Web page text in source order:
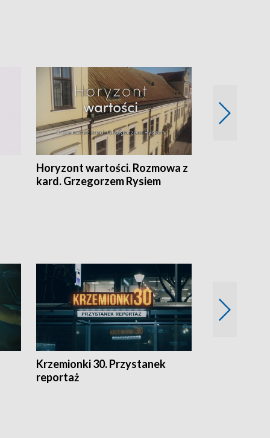
Horyzont wartości. Rozmowa z
kard. Grzegorzem Rysiem
Krzemionki 30. Przystanek
reportaż